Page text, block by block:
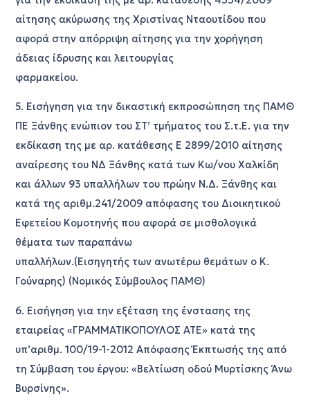
αίτησης ακύρωσης της Χριστίνας Νταουτίδου που
αφορά στην απόρριψη αίτησης για την χορήγηση
άδειας ίδρυσης και λειτουργίας
φαρμακείου.
5. Εισήγηση για την δικαστική εκπροσώπηση της ΠΑΜΘ
ΠΕ Ξάνθης ενώπιον του ΣΤ’ τμήματος του Σ.τ.Ε. για την
εκδίκαση της με αρ. κατάθεσης Ε 2899/2010 αίτησης
αναίρεσης του ΝΔ Ξάνθης κατά των Κω/νου Χαλκίδη
και άλλων 93 υπαλλήλων του πρώην Ν.Δ. Ξάνθης και
κατά της αριθμ.241/2009 απόφασης του Διοικητικού
Εφετείου Κομοτηνής που αφορά σε μισθολογικά
θέματα των παραπάνω
υπαλλήλων.(Εισηγητής των ανωτέρω θεμάτων ο Κ.
Γούναρης) (Νομικός Σύμβουλος ΠΑΜΘ)
6. Εισήγηση για την εξέταση της ένστασης της
εταιρείας «ΓΡΑΜΜΑΤΙΚΟΠΟΥΛΟΣ ΑΤΕ» κατά της
υπ’αριθμ. 100/19-1-2012 Απόφασης Έκπτωσής της από
τη Σύμβαση του έργου: «Βελτίωση οδού Μυρτίσκης Άνω
Βυρσίνης».